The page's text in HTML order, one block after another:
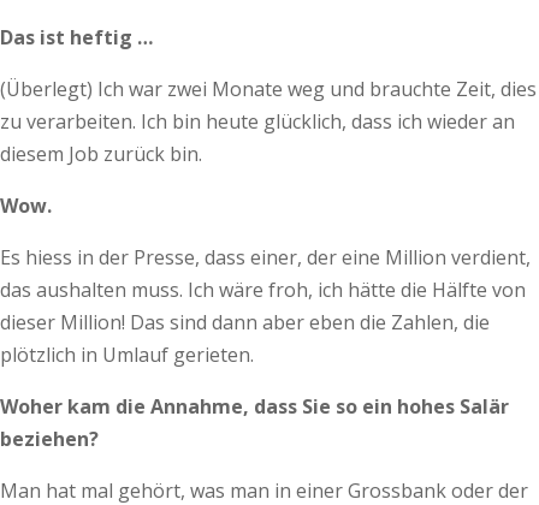
Das ist heftig …
(Überlegt) Ich war zwei Monate weg und brauchte Zeit, dies
zu verarbeiten. Ich bin heute glücklich, dass ich wieder an
diesem Job zurück bin.
Wow.
Es hiess in der Presse, dass einer, der eine Million verdient,
das aushalten muss. Ich wäre froh, ich hätte die Hälfte von
dieser Million! Das sind dann aber eben die Zahlen, die
plötzlich in Umlauf gerieten.
Woher kam die Annahme, dass Sie so ein hohes Salär
beziehen?
Man hat mal gehört, was man in einer Grossbank oder der